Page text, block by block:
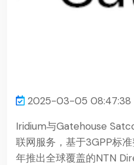
2025-03-05 08:47:38
Iridium与Gatehouse
联网服务，基于3GPP标
年推出全球覆盖的NTN